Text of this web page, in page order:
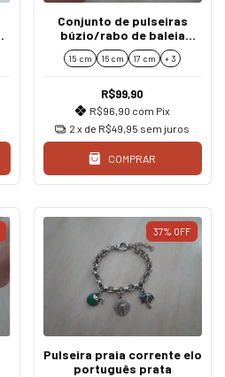
Conjunto de pulseiras
búzio/rabo de baleia
cristais colorido
15 cm 16 cm 17 cm + 3
R$99,90
R$96,90 com Pix
2 x de R$49,95 sem juros
COMPRAR
37% OFF
Pulseira praia corrente elo
português prata